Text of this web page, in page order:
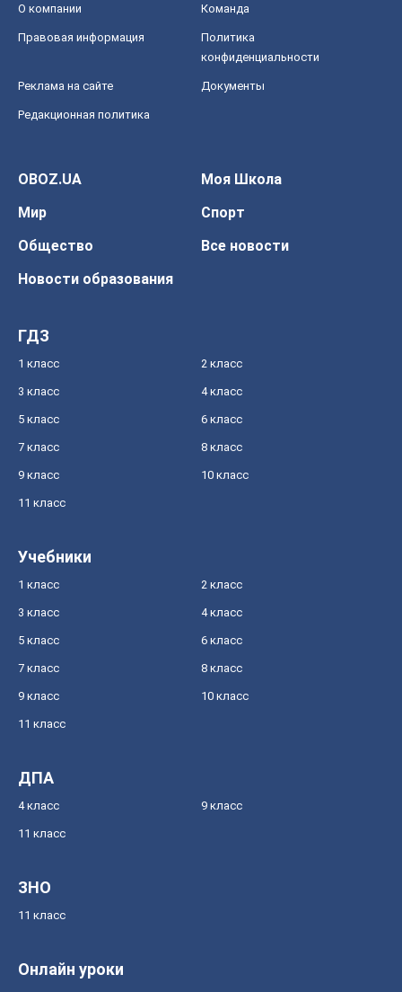
О компании Команда
Правовая информация
Политика
конфиденциальности
Реклама на сайте Документы
Редакционная политика
OBOZ.UA
Моя Школа
Мир
Спорт
Общество
Все новости
Новости образования
ГДЗ
1 класс 2 класс
3 класс 4 класс
5 класс 6 класс
7 класс 8 класс
9 класс 10 класс
11 класс
Учебники
1 класс 2 класс
3 класс 4 класс
5 класс 6 класс
7 класс 8 класс
9 класс 10 класс
11 класс
ДПА
4 класс 9 класс
11 класс
ЗНО
11 класс
Онлайн уроки